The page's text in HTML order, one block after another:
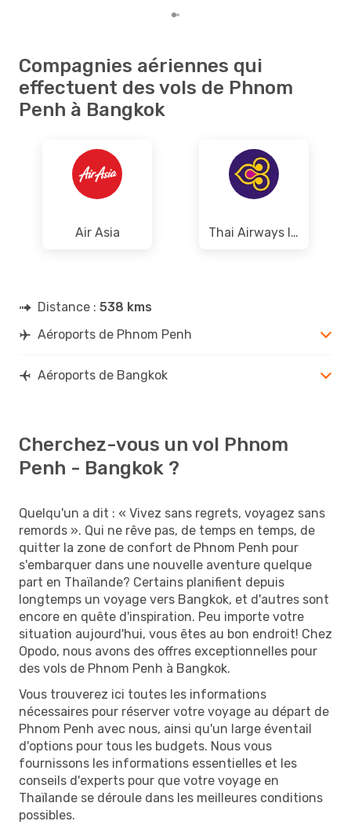
Compagnies aériennes qui
effectuent des vols de Phnom
Penh à Bangkok
Air Asia Thai Airways International
Distance : 538 kms
Aéroports de Phnom Penh
Aéroports de Bangkok
Cherchez-vous un vol Phnom
Penh - Bangkok ?
Quelqu'un a dit : « Vivez sans regrets, voyagez sans
remords ». Qui ne rêve pas, de temps en temps, de
quitter la zone de confort de Phnom Penh pour
s'embarquer dans une nouvelle aventure quelque
part en Thaïlande? Certains planifient depuis
longtemps un voyage vers Bangkok, et d'autres sont
encore en quête d'inspiration. Peu importe votre
situation aujourd'hui, vous êtes au bon endroit! Chez
Opodo, nous avons des offres exceptionnelles pour
des vols de Phnom Penh à Bangkok.
Vous trouverez ici toutes les informations
nécessaires pour réserver votre voyage au départ de
Phnom Penh avec nous, ainsi qu'un large éventail
d'options pour tous les budgets. Nous vous
fournissons les informations essentielles et les
conseils d'experts pour que votre voyage en
Thaïlande se déroule dans les meilleures conditions
possibles.